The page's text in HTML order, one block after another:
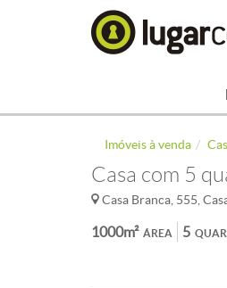
Imóveis à venda
Casa com 5
Casa Branca, 555,
ÁREA
1000m² 5